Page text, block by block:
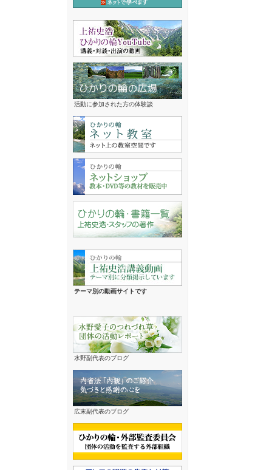
活動に参加された方の体験談
テーマ別の動画サイトです
水野副代表のブログ
広末副代表のブログ